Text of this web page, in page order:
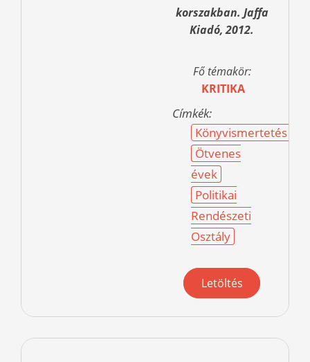
korszakban. Jaffa
Kiadó, 2012.
Fő témakör:
KRITIKA
Címkék:
Könyvismertetés
Ötvenes
évek
Politikai
Rendészeti
Osztály
Letöltés